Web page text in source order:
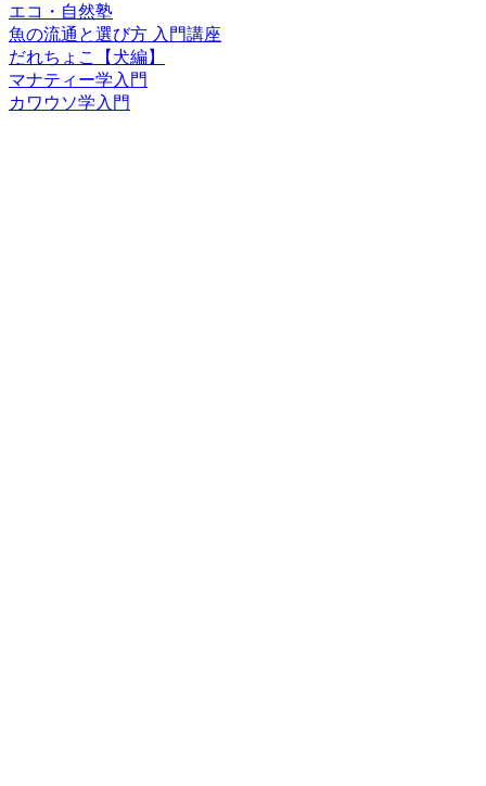
エコ・自然塾
魚の流通と選び方 入門講座
だれちょこ【犬編】
マナティー学入門
カワウソ学入門